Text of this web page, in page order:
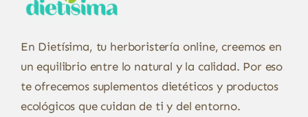
En Dietísima, tu herboristería online, creemos en
un equilibrio entre lo natural y la calidad. Por eso
te ofrecemos suplementos dietéticos y productos
ecológicos que cuidan de ti y del entorno.